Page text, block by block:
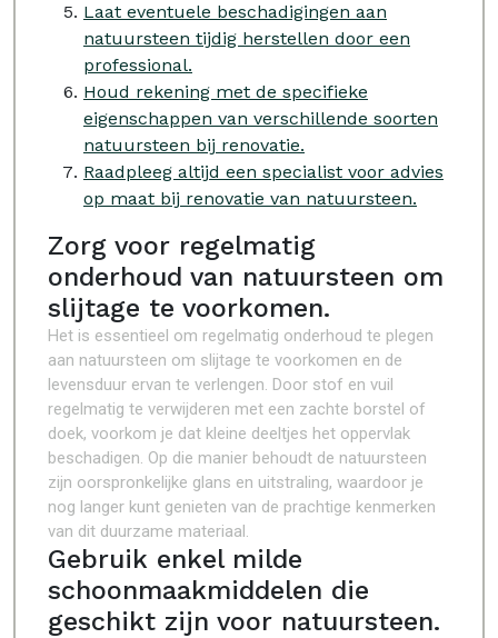
Laat eventuele beschadigingen aan
natuursteen tijdig herstellen door een
professional.
Houd rekening met de specifieke
eigenschappen van verschillende soorten
natuursteen bij renovatie.
Raadpleeg altijd een specialist voor advies
op maat bij renovatie van natuursteen.
Zorg voor regelmatig
onderhoud van natuursteen om
slijtage te voorkomen.
Het is essentieel om regelmatig onderhoud te plegen
aan natuursteen om slijtage te voorkomen en de
levensduur ervan te verlengen. Door stof en vuil
regelmatig te verwijderen met een zachte borstel of
doek, voorkom je dat kleine deeltjes het oppervlak
beschadigen. Op die manier behoudt de natuursteen
zijn oorspronkelijke glans en uitstraling, waardoor je
nog langer kunt genieten van de prachtige kenmerken
van dit duurzame materiaal.
Gebruik enkel milde
schoonmaakmiddelen die
geschikt zijn voor natuursteen.